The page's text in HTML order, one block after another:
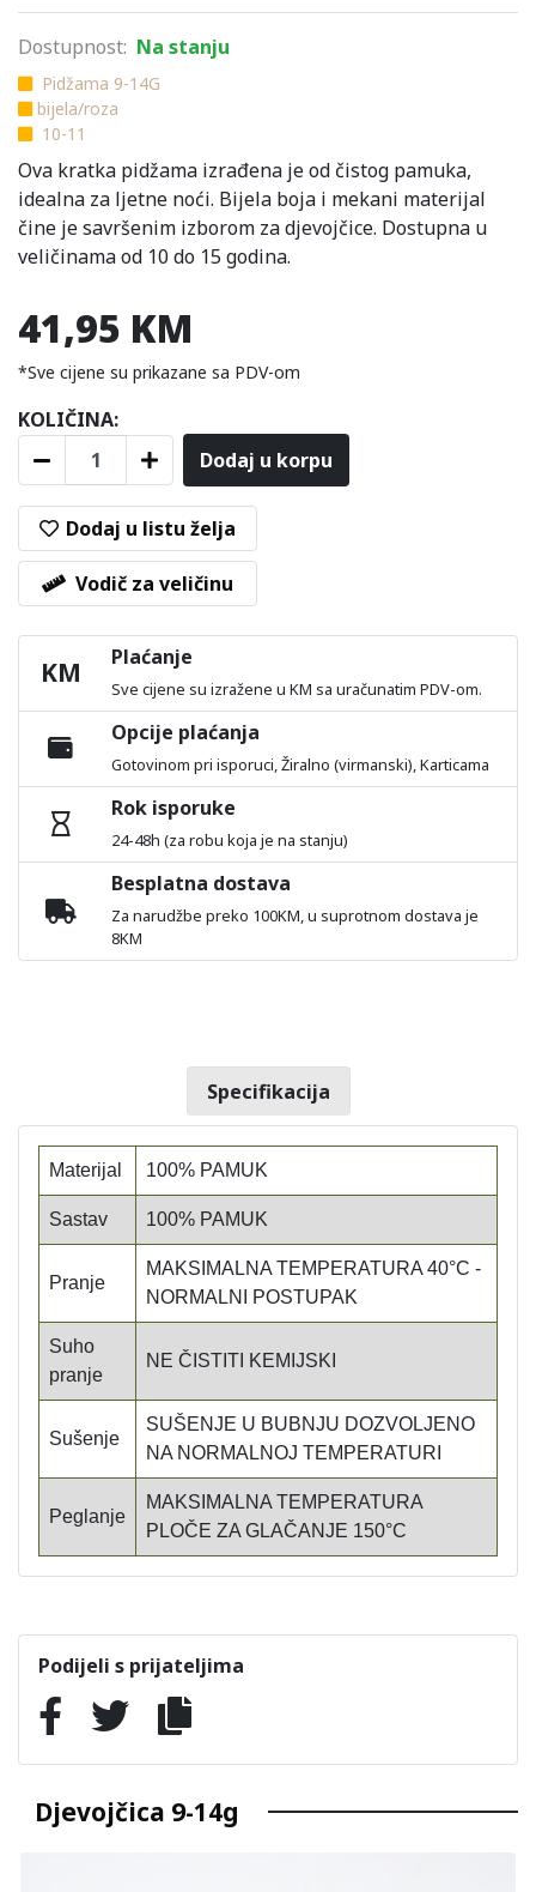
Dostupnost: Na stanju
Pidžama 9-14G
bijela/roza
10-11
Ova kratka pidžama izrađena je od čistog pamuka,
idealna za ljetne noći. Bijela boja i mekani materijal
čine je savršenim izborom za djevojčice. Dostupna u
veličinama od 10 do 15 godina.
41,95 KM
*Sve cijene su prikazane sa PDV-om
KOLIČINA:
Dodaj u korpu
Dodaj u listu želja
Vodič za veličinu
KM Plaćanje
Sve cijene su izražene u KM sa uračunatim PDV-om.
Opcije plaćanja
Gotovinom pri isporuci, Žiralno (virmanski), Karticama
Rok isporuke
24-48h (za robu koja je na stanju)
Besplatna dostava
Za narudžbe preko 100KM, u suprotnom dostava je
8KM
Specifikacija
Materijal 100% PAMUK
Sastav 100% PAMUK
Pranje
MAKSIMALNA TEMPERATURA 40°C -
NORMALNI POSTUPAK
Suho
pranje
NE ČISTITI KEMIJSKI
Sušenje
SUŠENJE U BUBNJU DOZVOLJENO
NA NORMALNOJ TEMPERATURI
Peglanje
MAKSIMALNA TEMPERATURA
PLOČE ZA GLAČANJE 150°C
Podijeli s prijateljima
Djevojčica 9-14g